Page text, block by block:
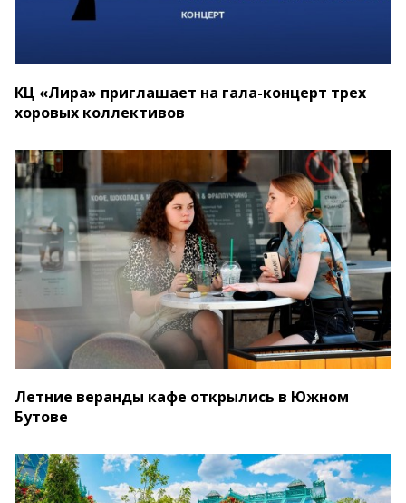
КЦ «Лира» приглашает на гала-концерт трех
хоровых коллективов
Летние веранды кафе открылись в Южном
Бутове